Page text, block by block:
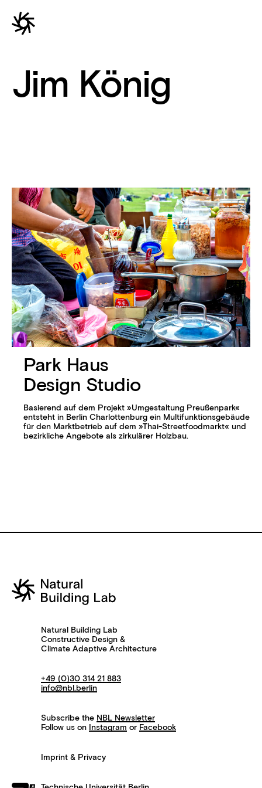
Jim König
Park Haus
Design Studio
Basierend auf dem Projekt »Umgestaltung Preußen­park«
entsteht in Berlin Charlotten­burg ein Multi­funktions­gebäude
für den Markt­betrieb auf dem »Thai-Streetfoodmarkt« und
bezirkliche Angebote als zirkulärer Holzbau.
Natural Building Lab
Constructive Design &
Climate Adaptive Architecture
+49 (0)30 314 21 883
info@nbl.berlin
Subscribe the NBL Newsletter
Follow us on
Instagram or Facebook
Imprint & Privacy